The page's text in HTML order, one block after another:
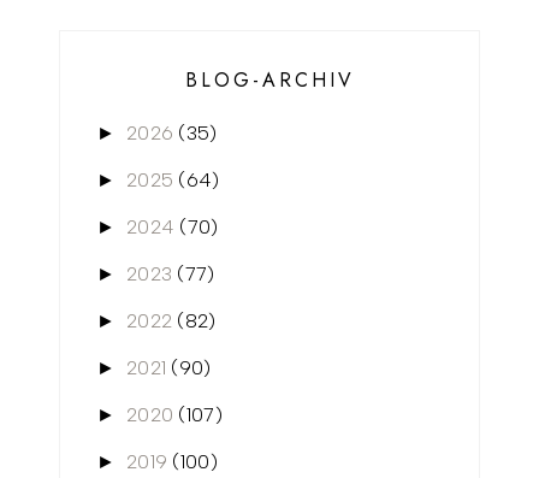
BLOG-ARCHIV
► 2026 (35)
► 2025 (64)
► 2024 (70)
► 2023 (77)
► 2022 (82)
► 2021 (90)
► 2020 (107)
► 2019 (100)